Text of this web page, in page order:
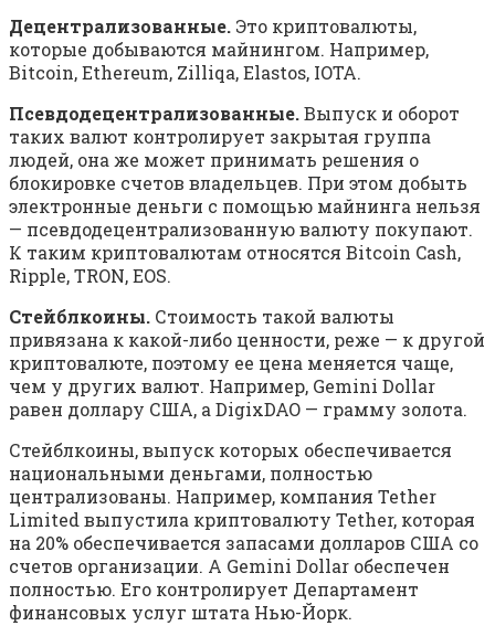
Децентрализованные. Это криптовалюты,
которые добываются майнингом. Например,
Bitcoin, Ethereum, Zilliqa, Elastos, IOTA.
Псевдодецентрализованные.Выпуск и оборот
таких валют контролирует закрытая группа
людей, она же может принимать решения о
блокировке счетов владельцев. При этом добыть
электронные деньги с помощью майнинга нельзя
— псевдодецентрализованную валюту покупают.
К таким криптовалютам относятся Bitcoin Cash,
Ripple, TRON, EOS.
Стейблкоины. Стоимость такой валюты
привязана к какой-либо ценности, реже — к другой
криптовалюте, поэтому ее цена меняется чаще,
чем у других валют. Например, Gemini Dollar
равен доллару США, а DigixDAO — грамму золота.
Стейблкоины, выпуск которых обеспечивается
национальными деньгами, полностью
централизованы. Например, компания Tether
Limited выпустила криптовалюту Tether, которая
на 20% обеспечивается запасами долларов США со
счетов организации. А Gemini Dollar обеспечен
полностью. Его контролирует Департамент
финансовых услуг штата Нью-Йорк.